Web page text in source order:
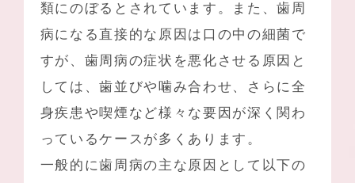
類にのぼるとされています。また、歯周
病になる直接的な原因は口の中の細菌で
すが、歯周病の症状を悪化させる原因と
しては、歯並びや噛み合わせ、さらに全
身疾患や喫煙など様々な要因が深く関わ
っているケースが多くあります。
一般的に歯周病の主な原因として以下の